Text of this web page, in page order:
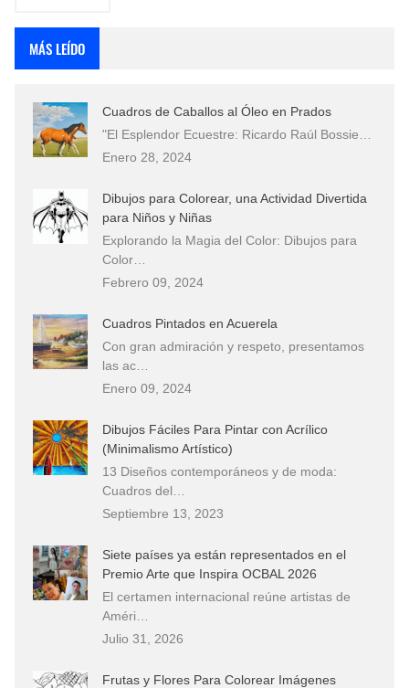
MÁS LEÍDO
Cuadros de Caballos al Óleo en Prados
"El Esplendor Ecuestre: Ricardo Raúl Bossie…
Enero 28, 2024
Dibujos para Colorear, una Actividad Divertida
para Niños y Niñas
Explorando la Magia del Color: Dibujos para
Color…
Febrero 09, 2024
Cuadros Pintados en Acuerela
Con gran admiración y respeto, presentamos
las ac…
Enero 09, 2024
Dibujos Fáciles Para Pintar con Acrílico
(Minimalismo Artístico)
13 Diseños contemporáneos y de moda:
Cuadros del…
Septiembre 13, 2023
Siete países ya están representados en el
Premio Arte que Inspira OCBAL 2026
El certamen internacional reúne artistas de
Améri…
Julio 31, 2026
Frutas y Flores Para Colorear Imágenes